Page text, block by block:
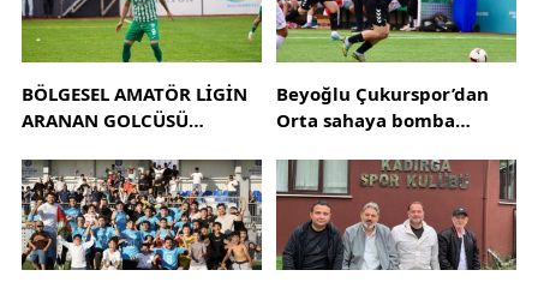
BÖLGESEL AMATÖR LİGİN
ARANAN GOLCÜSÜ
SEZONU TAMAMLADI
Beyoğlu Çukurspor’dan
Orta sahaya bomba
Çukurspor’da